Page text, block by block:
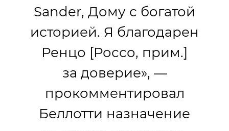
Sander, Дому с богатой
историей. Я благодарен
Ренцо [Россо, прим.]
за доверие», —
прокомментировал
Беллотти назначение